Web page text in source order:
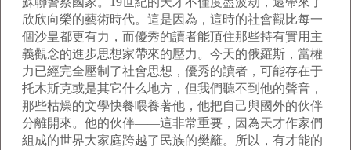
欣欣向榮的藝術時代。這是因為，這時的社會觀比每一
個沙皇都更有力，而優秀的讀者能頂住那些持有實用主
義觀念的進步思想家帶來的壓力。今天的俄羅斯，當權
力已經完全壓制了社會思想，優秀的讀者，可能存在于
托木斯克或是其它什么地方，但我們聽不到他的聲音，
那些枯燥的文學快餐喂養著他，他把自己與國外的伙伴
分離開來。他的伙伴——這非常重要，因為天才作家們
組成的世界大家庭跨越了民族的樊籬。所以，有才能的